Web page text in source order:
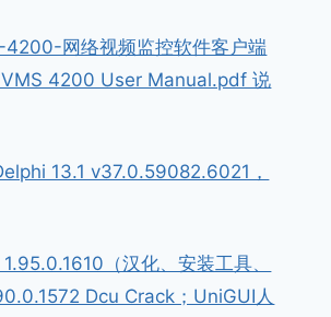
网络视频监控软件客户端
4200 User Manual.pdf 说
13.1 v37.0.59082.6021，
（汉化、安装工具、
Dcu Crack；UniGUI人